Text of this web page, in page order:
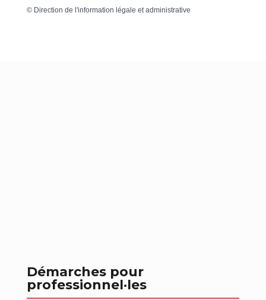
© Direction de l'information légale et administrative
Démarches pour
professionnel·les